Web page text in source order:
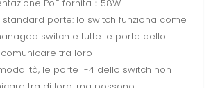
PoE fornita：58W
standard porte: lo switch funziona come
switch e tutte le porte dello
tra loro
le porte 1-4 dello switch non